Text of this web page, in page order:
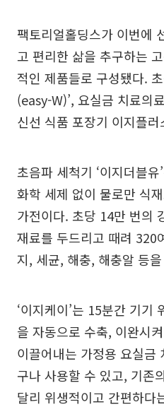
팩토리얼홀딩스가 이번에
고 편리한 삶을 추구하는
적인 제품들로 구성됐다.
(easy-W)’, 요실금 치료의
신선 식품 포장기 이지플
초음파 세척기 ‘이지더블
화학 세제 없이 물로만 식
가전이다. 초당 14만 번의
재료를 두드리고 때려 320
지, 세균, 해충, 해충알 등
‘이지케이’는 15분간 기기
을 자동으로 수축, 이완시
이끌어내는 가정용 요실금
구나 사용할 수 있고, 기존
달리 위생적이고 간편하다